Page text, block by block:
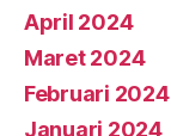
April 2024
Maret 2024
Februari 2024
Januari 2024